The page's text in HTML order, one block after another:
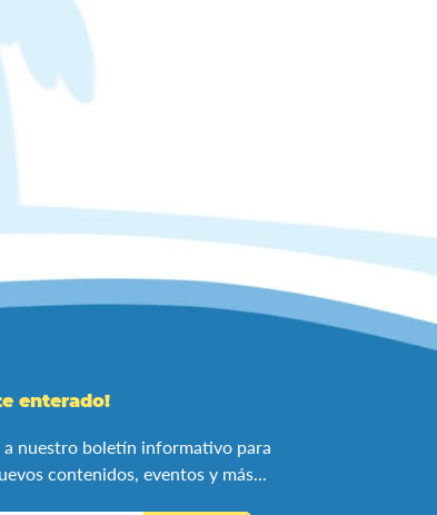
enterado!
a nuestro boletín informativo para
contenidos, eventos y más...